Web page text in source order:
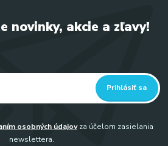
novinky, akcie a zľavy!
Prihlásiť sa
osobných údajovza účelom zasielania
newslettera.